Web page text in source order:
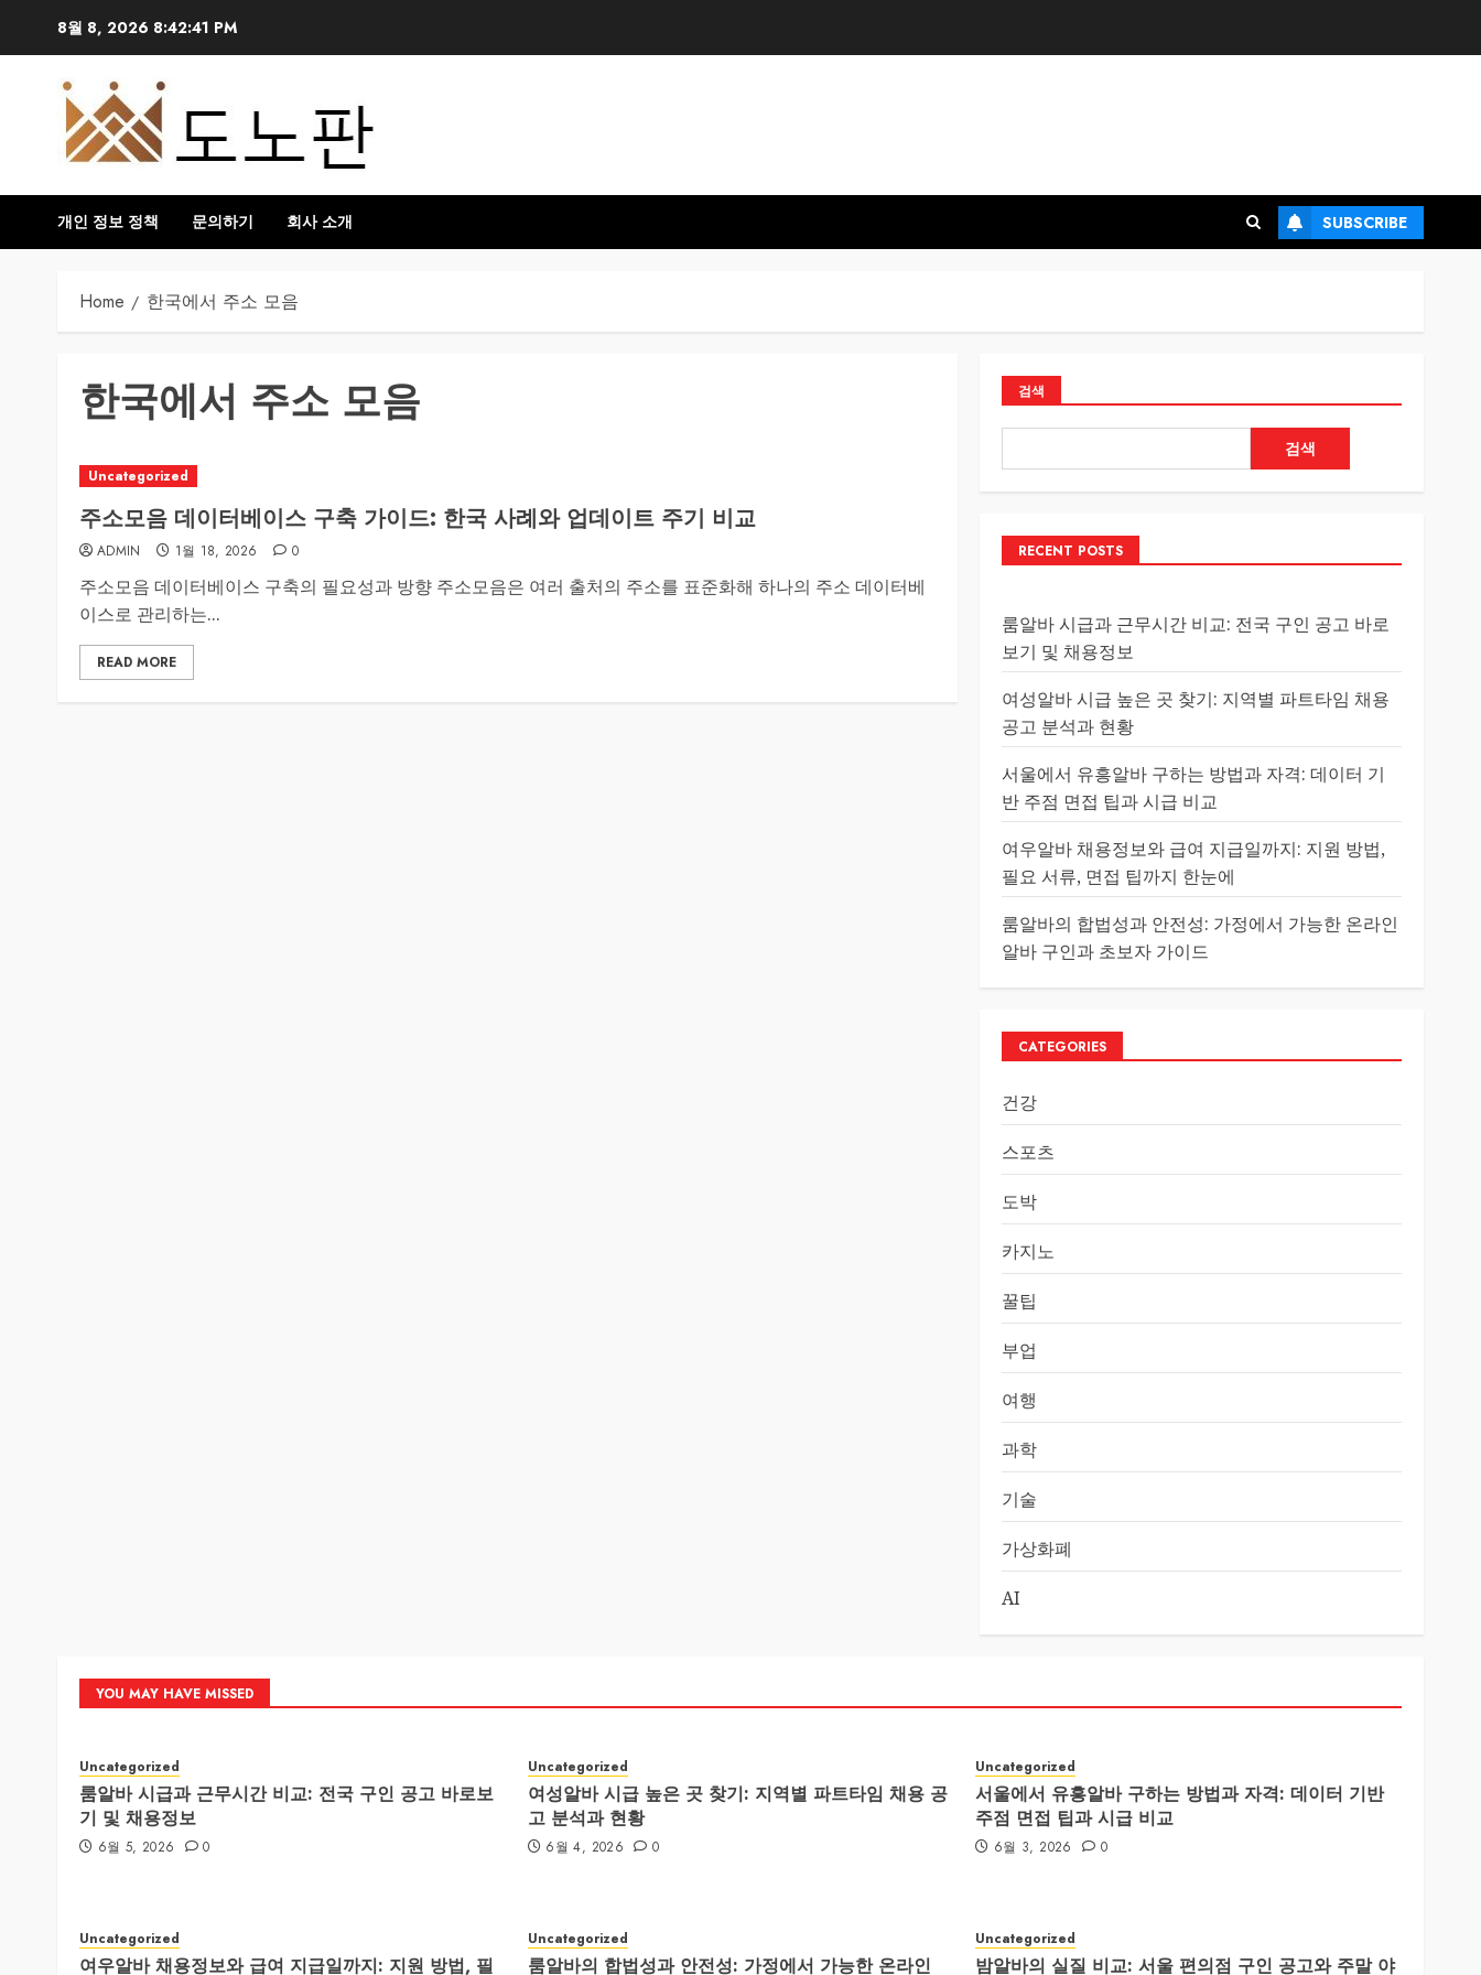
8월 8, 2026 8:42:42 PM
개인 정보 정책 문의하기 회사 소개 SUBSCRIBE
Home 한국에서 주소 모음
한국에서 주소 모음
Uncategorized
주소모음 데이터베이스 구축 가이드: 한국 사례와 업데이트 주기 비교
ADMIN 1월 18, 2026 0
주소모음 데이터베이스 구축의 필요성과 방향 주소모음은 여러 출처의 주소를 표준화해 하나의 주소 데이터베
이스로 관리하는...
READ MORE
검색
검색
RECENT POSTS
룸알바 시급과 근무시간 비교: 전국 구인 공고 바로
보기 및 채용정보
여성알바 시급 높은 곳 찾기: 지역별 파트타임 채용
공고 분석과 현황
서울에서 유흥알바 구하는 방법과 자격: 데이터 기
반 주점 면접 팁과 시급 비교
여우알바 채용정보와 급여 지급일까지: 지원 방법,
필요 서류, 면접 팁까지 한눈에
룸알바의 합법성과 안전성: 가정에서 가능한 온라인
알바 구인과 초보자 가이드
CATEGORIES
건강
스포츠
도박
카지노
꿀팁
부업
여행
과학
기술
가상화폐
AI
YOU MAY HAVE MISSED
Uncategorized
룸알바 시급과 근무시간 비교: 전국 구인 공고 바로보
기 및 채용정보
6월 5, 2026 0
Uncategorized
여성알바 시급 높은 곳 찾기: 지역별 파트타임 채용 공
고 분석과 현황
6월 4, 2026 0
Uncategorized
서울에서 유흥알바 구하는 방법과 자격: 데이터 기반
주점 면접 팁과 시급 비교
6월 3, 2026 0
Uncategorized
여우알바 채용정보와 급여 지급일까지: 지원 방법, 필
Uncategorized
룸알바의 합법성과 안전성: 가정에서 가능한 온라인
Uncategorized
밤알바의 실질 비교: 서울 편의점 구인 공고와 주말 야